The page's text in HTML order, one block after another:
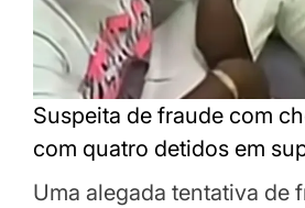
Suspeita de fraude com
com quatro detidos em
Uma alegada tentativa de